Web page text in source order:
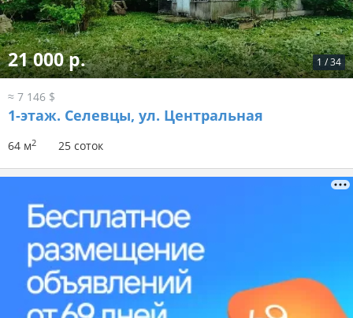
1 /34
21 000 р.
≈ 7 146 $
1-этаж. Селевцы, ул. Центральная
64 м2 25 соток